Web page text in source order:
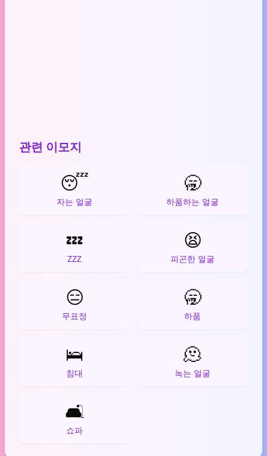
관련 이모지
😴
자는 얼굴
🥱
하품하는 얼굴
💤
ZZZ
😫
피곤한 얼굴
😑
무표정
🥱
하품
🛌
침대
🫠
녹는 얼굴
🛋️
쇼파